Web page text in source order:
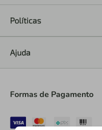
Políticas
Ajuda
Formas de Pagamento